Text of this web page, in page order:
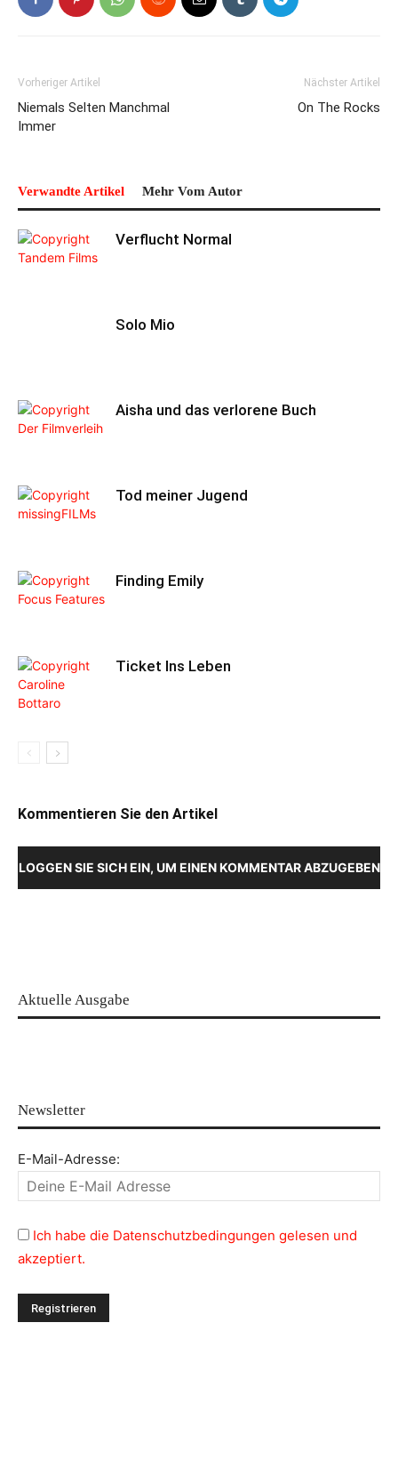
Vorheriger Artikel
Niemals Selten Manchmal
Immer
Nächster Artikel
On The Rocks
Verwandte Artikel Mehr Vom Autor
Verflucht Normal
Solo Mio
Aisha und das verlorene Buch
Tod meiner Jugend
Finding Emily
Ticket Ins Leben
Kommentieren Sie den Artikel
LOGGEN SIE SICH EIN, UM EINEN KOMMENTAR ABZUGEBEN
Aktuelle Ausgabe
Newsletter
E-Mail-Adresse:
Ich habe die Datenschutzbedingungen gelesen und
akzeptiert.